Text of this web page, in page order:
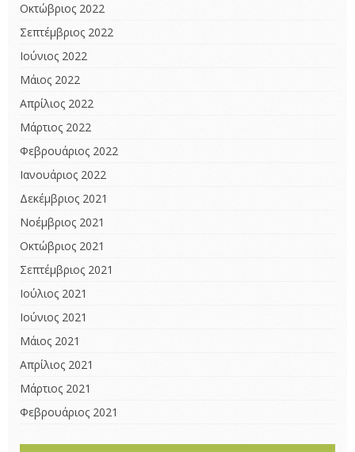
Οκτώβριος 2022
Σεπτέμβριος 2022
Ιούνιος 2022
Μάιος 2022
Απρίλιος 2022
Μάρτιος 2022
Φεβρουάριος 2022
Ιανουάριος 2022
Δεκέμβριος 2021
Νοέμβριος 2021
Οκτώβριος 2021
Σεπτέμβριος 2021
Ιούλιος 2021
Ιούνιος 2021
Μάιος 2021
Απρίλιος 2021
Μάρτιος 2021
Φεβρουάριος 2021